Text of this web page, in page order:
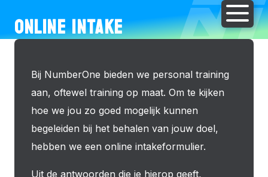
ONLINE INTAKE
Bij NumberOne bieden we personal training
aan, oftewel training op maat. Om te kijken
hoe we jou zo goed mogelijk kunnen
begeleiden bij het behalen van jouw doel,
hebben we een online intakeformulier.
Uit de antwoorden die je hierop geeft,